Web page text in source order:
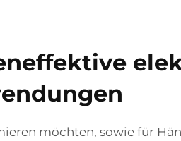
möchten, sowie für